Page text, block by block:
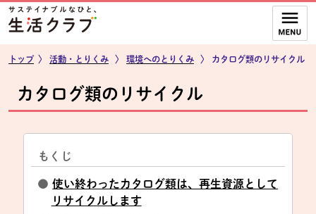
ページの先頭です。
本文へジャンプする。
トップ 〉 活動・とりくみ 〉 環境へのとりくみ 〉 カタログ類のリサイクル
カタログ類のリサイクル
もくじ
● 使い終わったカタログ類は、再生資源として
リサイクルします